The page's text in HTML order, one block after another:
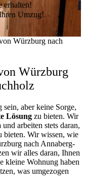
erhalten!
Umzug!
Würzburg nach
Würzburg
aber keine Sorge,
Lösung zu bieten. Wir
und arbeiten stets daran,
bieten. Wir wissen, wie
nach Annaberg-
wir alles daran, Ihnen
kleine Wohnung haben
was umgezogen